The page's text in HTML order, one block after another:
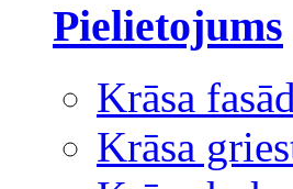
Pielietojums
Krāsa
Krāsa